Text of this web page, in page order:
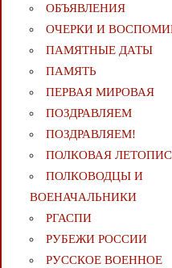
ОБЪЯВЛЕНИЯ
ОЧЕРКИ И
ПАМЯТНЫЕ ДАТЫ
ПАМЯТЬ
ПЕРВАЯ МИРОВАЯ
ПОЗДРАВЛЯЕМ
ПОЗДРАВЛЯЕМ!
ПОЛКОВАЯ
ПОЛКОВОДЦЫ И
ВОЕНАЧАЛЬНИКИ
РГАСПИ
РУБЕЖИ РОССИИ
РУССКОЕ ВОЕННОЕ